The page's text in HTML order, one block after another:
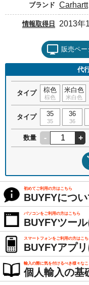
ブランド Carhartt
情報取得日 2013年
販売ペ
代
タイプ 棕色
棕色
米白色
米白色
タイプ 35
35
36
36
数量 - +
初めてご利用の方はこちら
BUYFYにつ
パソコンをご利用の方はこちら
BUYFYツー
スマートフォンをご利用の方はこち
BUYFYアプ
輸入の際に気を付けるべき様々なこ
個人輸入の基